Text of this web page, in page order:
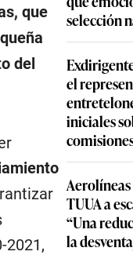
que
del
2021,
selección
el
iniciales
TUUA a
“Una
la